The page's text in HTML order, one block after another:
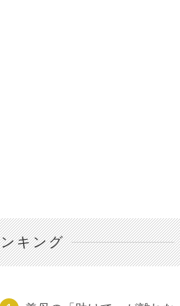
キング